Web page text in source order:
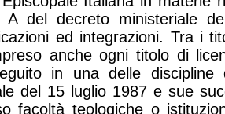
A del decreto ministeriale
ed integrazioni. Tra i
anche ogni titolo di
in una delle discipline
del 15 luglio 1987 e sue
facoltà teologiche o